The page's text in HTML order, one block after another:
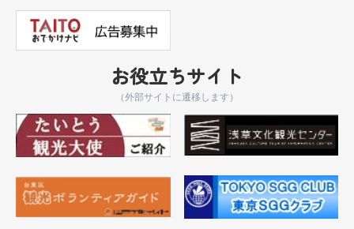
お役立ちサイト
（外部サイトに遷移します）